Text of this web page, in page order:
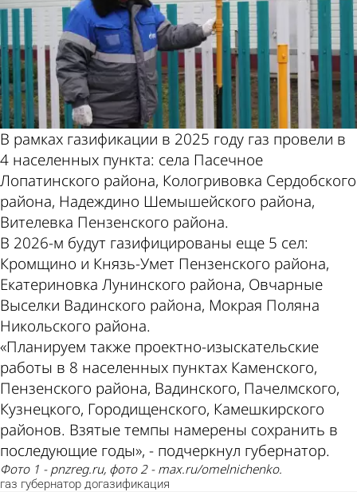
В рамках газификации в 2025 году газ провели в
4 населенных пункта: села Пасечное
Лопатинского района, Кологривовка Сердобского
района, Надеждино Шемышейского района,
Вителевка Пензенского района.
В 2026-м будут газифицированы еще 5 сел:
Кромщино и Князь-Умет Пензенского района,
Екатериновка Лунинского района, Овчарные
Выселки Вадинского района, Мокрая Поляна
Никольского района.
«Планируем также проектно-изыскательские
работы в 8 населенных пунктах Каменского,
Пензенского района, Вадинского, Пачелмского,
Кузнецкого, Городищенского, Камешкирского
районов. Взятые темпы намерены сохранить в
последующие годы», - подчеркнул губернатор.
Фото 1 - pnzreg.ru, фото 2 - max.ru/omelnichenko.
газ губернатор догазификация